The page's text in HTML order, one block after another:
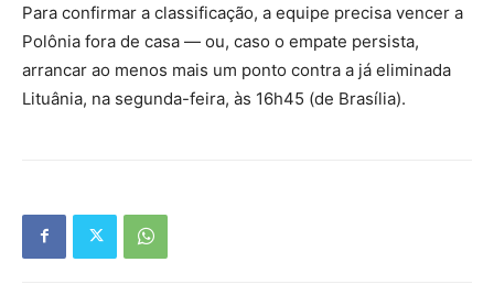
Para confirmar a classificação, a equipe precisa vencer a
Polônia fora de casa — ou, caso o empate persista,
arrancar ao menos mais um ponto contra a já eliminada
Lituânia, na segunda-feira, às 16h45 (de Brasília).